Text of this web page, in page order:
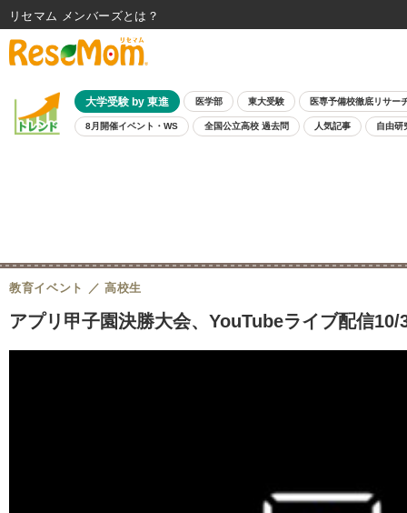
大学受験 by 東進 医学部 東大受験 医専予備校徹底リサー
8月開催イベント・WS 全国公立高校 過去問 人気記事 自由研
アプリ甲子園決勝大会、YouTubeライブ配信
教育イベント 高校生
リセマム メンバーズ